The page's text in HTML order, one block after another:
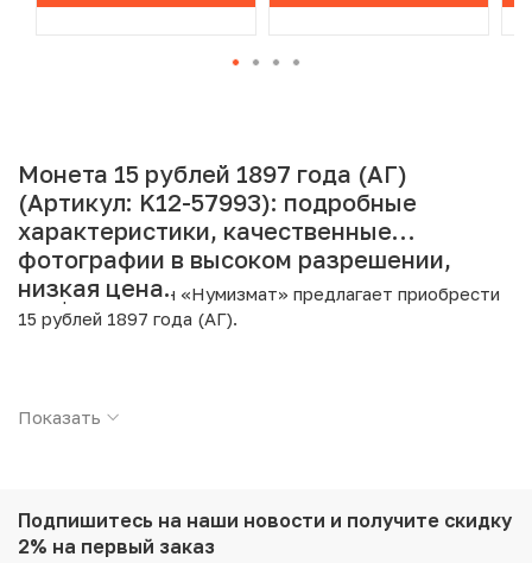
Монета 15 рублей 1897 года (АГ)
(Артикул: K12-57993): подробные
характеристики, качественные
фотографии в высоком разрешении,
низкая цена.
Интернет магазин «Нумизмат» предлагает приобрести
15 рублей 1897 года (АГ).
Страна: Российская Империя
Металл: Золото
Проба: 900
Показать
Подпишитесь на наши новости и получите скидку
2% на первый заказ